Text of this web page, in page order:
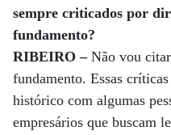
sempre criticados por
fundamento?
RIBEIRO – Não vou
fundamento. Essas
histórico com algumas
empresários que buscam